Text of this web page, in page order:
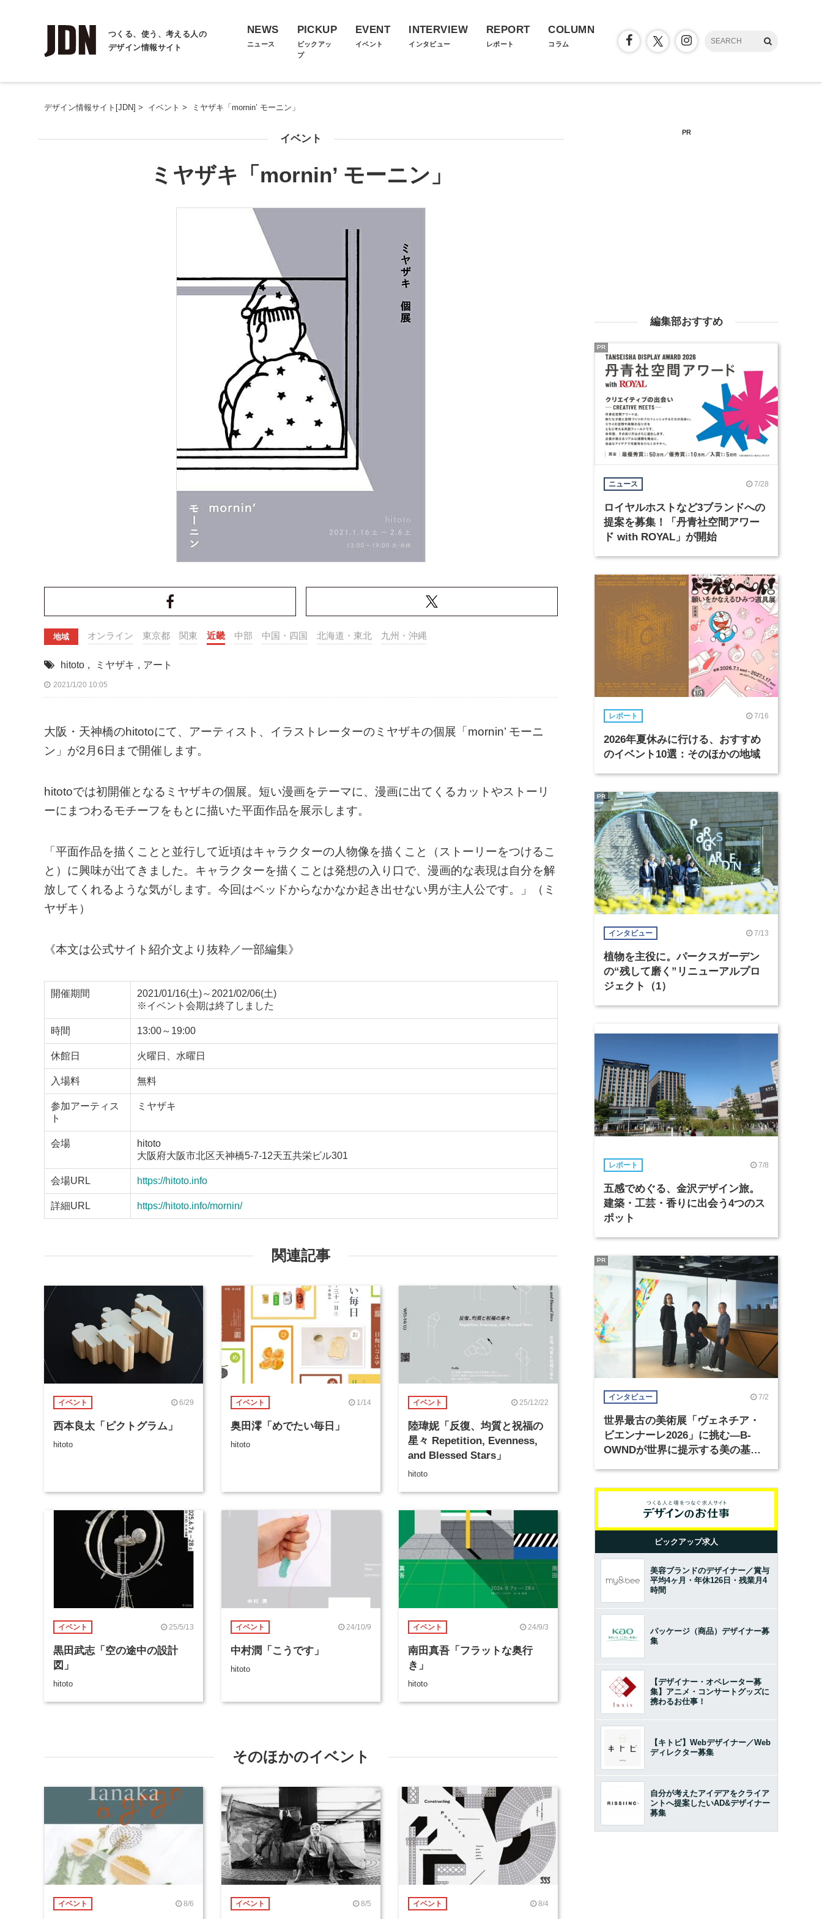
つくる、使う、考える人の
デザイン情報サイト
NEWS
ニュース
PICKUP
ピックアッ
プ
EVENT
イベント
INTERVIEW
インタビュー
REPORT
レポート
COLUMN
コラム
デザイン情報サイト[JDN] > イベント > ミヤザキ「mornin’ モーニン」
イベント
ミヤザキ「mornin’ モーニン」
地域 オンライン 東京都 関東 近畿 中部 中国・四国 北海道・東北 九州・沖縄
hitoto , ミヤザキ , アート
2021/1/20 10:05
大阪・天神橋のhitotoにて、アーティスト、イラストレーターのミヤザキの個展「mornin’ モーニ
ン」が2月6日まで開催します。
hitotoでは初開催となるミヤザキの個展。短い漫画をテーマに、漫画に出てくるカットやストーリ
ーにまつわるモチーフをもとに描いた平面作品を展示します。
「平面作品を描くことと並行して近頃はキャラクターの人物像を描くこと（ストーリーをつけるこ
と）に興味が出てきました。キャラクターを描くことは発想の入り口で、漫画的な表現は自分を解
放してくれるような気がします。今回はベッドからなかなか起き出せない男が主人公です。」（ミ
ヤザキ）
《本文は公式サイト紹介文より抜粋／一部編集》
開催期間
2021/01/16(土)～2021/02/06(土)
※イベント会期は終了しました
時間 13:00～19:00
休館日 火曜日、水曜日
入場料 無料
参加アーティス
ト
ミヤザキ
会場
hitoto
大阪府大阪市北区天神橋5-7-12天五共栄ビル301
会場URL https://hitoto.info
詳細URL https://hitoto.info/mornin/
関連記事
イベント 6/29
西本良太「ピクトグラム」
hitoto
イベント 1/14
奥田澪「めでたい毎日」
hitoto
イベント 25/12/22
陸瑋妮「反復、均質と祝福の
星々 Repetition, Evenness,
and Blessed Stars」
hitoto
イベント 25/5/13
黒田武志「空の途中の設計
図」
hitoto
イベント 24/10/9
中村潤「こうです」
hitoto
イベント 24/9/3
南田真吾「フラットな奥行
き」
hitoto
そのほかのイベント
イベント 8/6 イベント 8/5 イベント 8/4
PR
編集部おすすめ
ニュース 7/28
ロイヤルホストなど3ブランドへの
提案を募集！「丹青社空間アワー
ド with ROYAL」が開始
PR
レポート 7/16
2026年夏休みに行ける、おすすめ
のイベント10選：そのほかの地域
インタビュー 7/13
植物を主役に。パークスガーデン
の“残して磨く”リニューアルプロ
ジェクト（1）
PR
レポート 7/8
五感でめぐる、金沢デザイン旅。
建築・工芸・香りに出会う4つのス
ポット
インタビュー 7/2
世界最古の美術展「ヴェネチア・
ビエンナーレ2026」に挑む―B-
OWNDが世界に提示する美の基準
PR
ピックアップ求人
美容ブランドのデザイナー／賞与
平均4ヶ月・年休126日・残業月4
時間
パッケージ（商品）デザイナー募
集
【デザイナー・オペレーター募
集】アニメ・コンサートグッズに
携わるお仕事！
【キトビ】Webデザイナー／Web
ディレクター募集
自分が考えたアイデアをクライア
ントへ提案したいAD&デザイナー
募集